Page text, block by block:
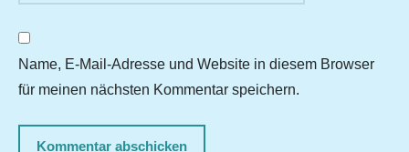
Name, E-Mail-Adresse und Website in diesem Browser
für meinen nächsten Kommentar speichern.